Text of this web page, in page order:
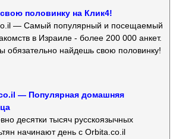
половинку на Клик4!
— Самый популярный и посещаемый
в Израиле - более 200 000 анкет.
обязательно найдешь свою половинку!
— Популярная домашняя
десятки тысяч русскоязычных
начинают день с Orbita.co.il